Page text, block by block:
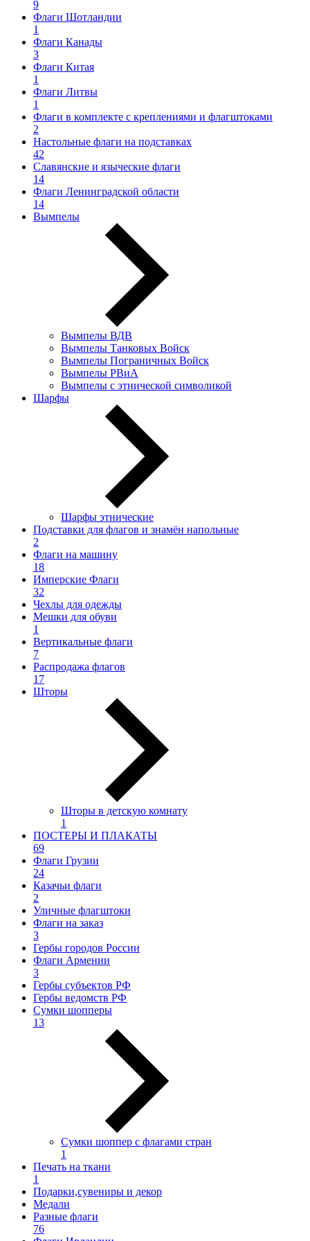
9
Флаги Шотландии
1
Флаги Канады
3
Флаги Китая
1
Флаги Литвы
1
Флаги в комплекте с креплениями и флагштоками
2
Настольные флаги на подставках
42
Славянские и языческие флаги
14
Флаги Ленинградской области
14
Вымпелы
Вымпелы ВДВ
Вымпелы Танковых Войск
Вымпелы Пограничных Войск
Вымпелы РВиА
Вымпелы с этнической символикой
Шарфы
Шарфы этнические
Подставки для флагов и знамён напольные
2
Флаги на машину
18
Имперские Флаги
32
Чехлы для одежды
Мешки для обуви
1
Вертикальные флаги
7
Распродажа флагов
17
Шторы
Шторы в детскую комнату
1
ПОСТЕРЫ И ПЛАКАТЫ
69
Флаги Грузии
24
Казачьи флаги
2
Уличные флагштоки
Флаги на заказ
3
Гербы городов России
Флаги Армении
3
Гербы субъектов РФ
Гербы ведомств РФ
Сумки шопперы
13
Сумки шоппер с флагами стран
1
Печать на ткани
1
Подарки,сувениры и декор
Медали
Разные флаги
76